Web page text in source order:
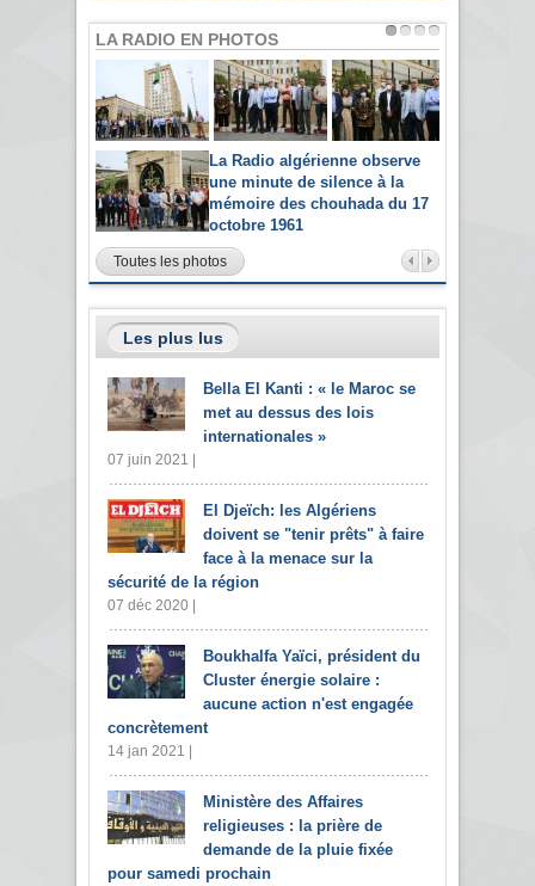
LA RADIO EN PHOTOS
La Radio algérienne observe
une minute de silence à la
mémoire des chouhada du 17
octobre 1961
Toutes les photos
Les plus lus
Bella El Kanti : « le Maroc se
met au dessus des lois
internationales »
07 juin 2021 |
El Djeïch: les Algériens
doivent se "tenir prêts" à faire
face à la menace sur la
sécurité de la région
07 déc 2020 |
Boukhalfa Yaïci, président du
Cluster énergie solaire :
aucune action n'est engagée
concrètement
14 jan 2021 |
Ministère des Affaires
religieuses : la prière de
demande de la pluie fixée
pour samedi prochain